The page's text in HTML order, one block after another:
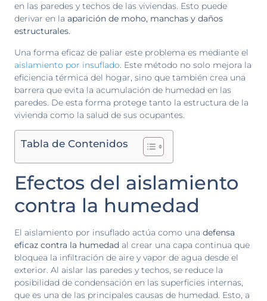
en las paredes y techos de las viviendas. Esto puede
derivar en la aparición de moho, manchas y daños
estructurales.
Una forma eficaz de paliar este problema es mediante el
aislamiento por insuflado . Este método no solo mejora la
eficiencia térmica del hogar, sino que también crea una
barrera que evita la acumulación de humedad en las
paredes. De esta forma protege tanto la estructura de la
vivienda como la salud de sus ocupantes.
Tabla de Contenidos
Efectos del aislamiento
contra la humedad
El aislamiento por insuflado actúa como una defensa
eficaz contra la humedad al crear una capa continua que
bloquea la infiltración de aire y vapor de agua desde el
exterior. Al aislar las paredes y techos, se reduce la
posibilidad de condensación en las superficies internas,
que es una de las principales causas de humedad. Esto, a